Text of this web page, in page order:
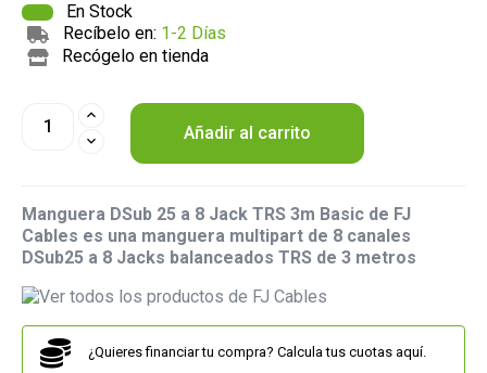
En Stock
Recíbelo en: 1-2 Días
Recógelo en tienda
Añadir al carrito
Manguera DSub 25 a 8 Jack TRS 3m Basic de FJ
Cables es una manguera multipart de 8 canales
DSub25 a 8 Jacks balanceados TRS de 3 metros
¿Quieres financiar tu compra? Calcula tus cuotas aquí.